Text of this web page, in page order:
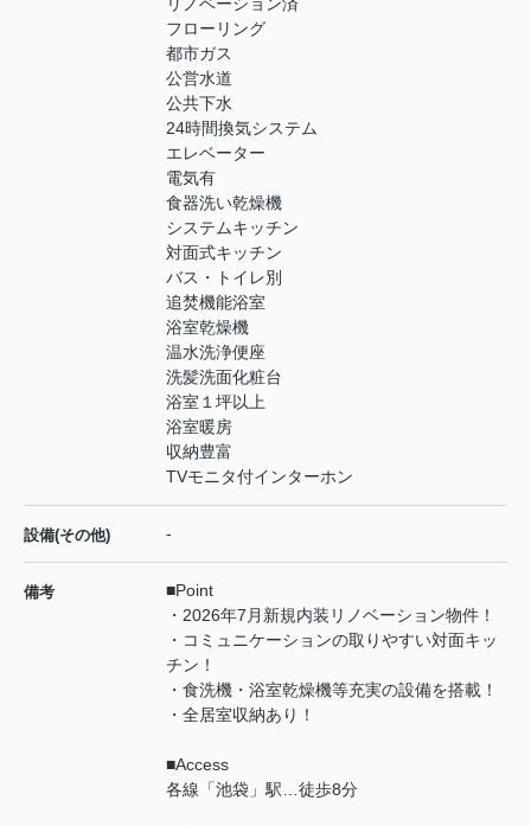
フローリング
都市ガス
公営水道
公共下水
24時間換気システム
エレベーター
電気有
食器洗い乾燥機
システムキッチン
対面式キッチン
バス・トイレ別
追焚機能浴室
浴室乾燥機
温水洗浄便座
洗髪洗面化粧台
浴室１坪以上
浴室暖房
収納豊富
TVモニタ付インターホン
設備(その他) -
備考
■Point
・2026年7月新規内装リノベーション物件！
・コミュニケーションの取りやすい対面キッ
チン！
・食洗機・浴室乾燥機等充実の設備を搭載！
・全居室収納あり！
■Access
各線「池袋」駅…徒歩8分